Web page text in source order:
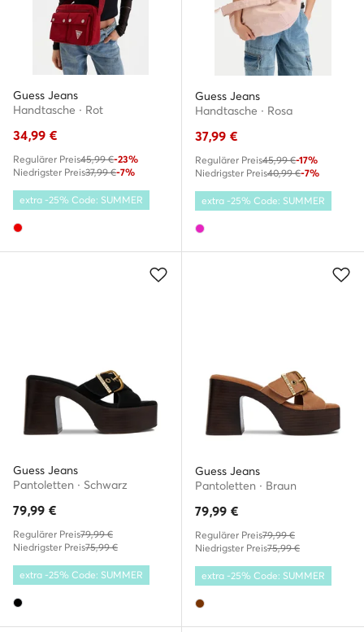
Guess Jeans
Handtasche · Rot
34,99 €
Regulärer Preis45,99 €-23%
Niedrigster Preis37,99 €-7%
extra -25% Code: SUMMER
Guess Jeans
Handtasche · Rosa
37,99 €
Regulärer Preis45,99 €-17%
Niedrigster Preis40,99 €-7%
extra -25% Code: SUMMER
Guess Jeans
Pantoletten · Schwarz
79,99 €
Regulärer Preis79,99 €
Niedrigster Preis75,99 €
extra -25% Code: SUMMER
Guess Jeans
Pantoletten · Braun
79,99 €
Regulärer Preis79,99 €
Niedrigster Preis75,99 €
extra -25% Code: SUMMER